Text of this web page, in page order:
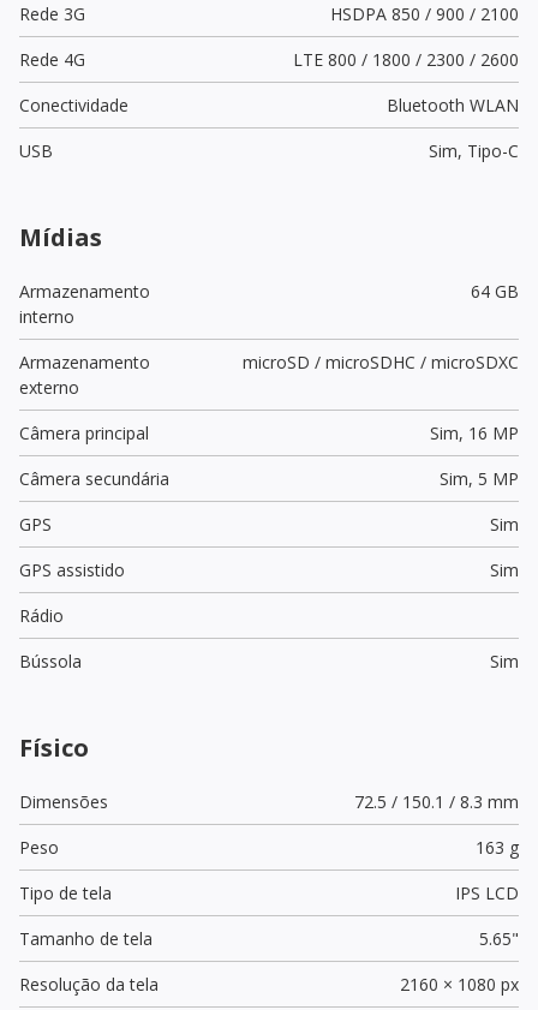
Rede 3G
HSDPA 850 / 900 / 2100
Rede 4G
LTE 800 / 1800 / 2300 / 2600
Conectividade
Bluetooth WLAN
USB
Sim, Tipo-C
Mídias
Armazenamento
interno
64 GB
Armazenamento
externo
microSD / microSDHC / microSDXC
Câmera principal Sim, 16 MP
Câmera secundária
Sim, 5 MP
GPS
Sim
GPS assistido
Sim
Rádio
Bússola
Sim
Físico
Dimensões
72.5 / 150.1 / 8.3 mm
Peso
163 g
Tipo de tela
IPS LCD
Tamanho de tela
5.65"
Resolução da tela
2160 × 1080 px